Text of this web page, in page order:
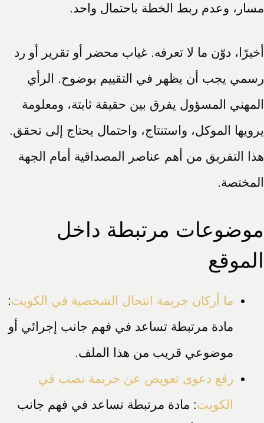
مسار، وعدم ربط الخطة باحتمال واحد.
أخيرًا، دوّن ما لا تعرفه. غياب محضر أو تقرير أو رد
رسمي يجب أن يظهر في التقييم بوضوح. الرأي
المهني المسؤول يفرق بين حقيقة ثابتة، ومعلومة
يرويها الموكل، واستنتاج، واحتمال يحتاج إلى تحقق.
هذا التفريق من أهم عناصر المصداقية أمام الجهة
المختصة.
موضوعات مرتبطة داخل
الموقع
ما أركان جريمة انتحال الشخصية في الكويت:
مادة مرتبطة تساعد في فهم جانب إجرائي أو
موضوعي قريب من هذا الملف.
رفع دعوى تعويض عن جريمة نصب في
الكويت: مادة مرتبطة تساعد في فهم جانب